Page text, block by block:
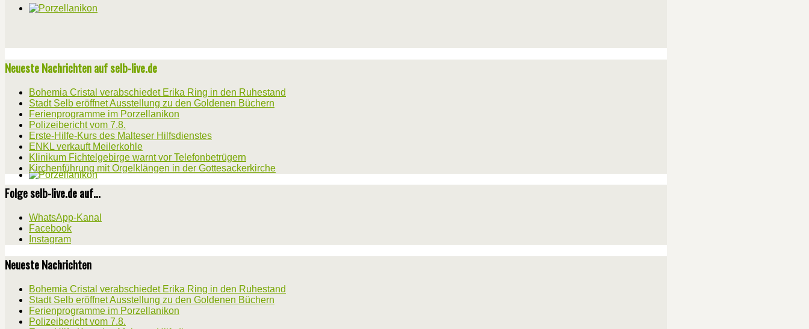
Neueste Nachrichten auf selb-live.de
Bohemia Cristal verabschiedet Erika Ring in den Ruhestand
Stadt Selb eröffnet Ausstellung zu den Goldenen Büchern
Ferienprogramme im Porzellanikon
Polizeibericht vom 7.8.
Erste-Hilfe-Kurs des Malteser Hilfsdienstes
ENKL verkauft Meilerkohle
Klinikum Fichtelgebirge warnt vor Telefonbetrügern
Kirchenführung mit Orgelklängen in der Gottesackerkirche
Folge selb-live.de auf...
WhatsApp-Kanal
Facebook
Instagram
Neueste Nachrichten
Bohemia Cristal verabschiedet Erika Ring in den Ruhestand
Stadt Selb eröffnet Ausstellung zu den Goldenen Büchern
Ferienprogramme im Porzellanikon
Polizeibericht vom 7.8.